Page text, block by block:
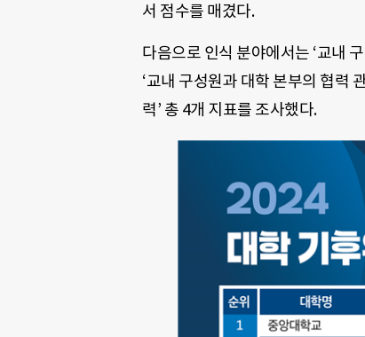
서 점수를 매겼다.
다음으로 인식 분야에서는 ‘교내
‘교내 구성원과 대학 본부의 협력
력’ 총 4개 지표를 조사했다.